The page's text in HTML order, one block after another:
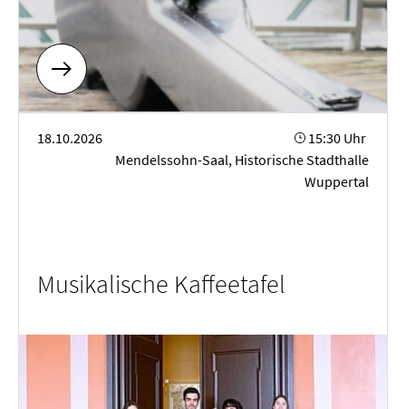
18.10.2026
15:30 Uhr
Mendelssohn-Saal, Historische Stadthalle
Wuppertal
Musikalische Kaffeetafel